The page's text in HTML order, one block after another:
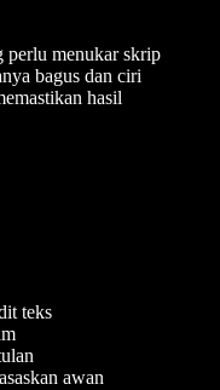
perlu menukar skrip
bagus dan ciri
hasil
teks
awan